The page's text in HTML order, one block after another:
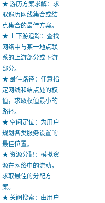
★ 游历方案求解：求
取遍历网线集合或结
点集合的最佳方案。
★ 上下游追踪：查找
网络中与某一地点联
系的上游部分或下游
部分。
★ 最佳路径：任意指
定网线和结点处的权
值，求取权值最小的
路径。
★ 空间定位：为用户
规划各类服务设置的
最佳位置。
★ 资源分配：模拟资
源在网络中的流动，
求取最佳的分配方
案。
★ 关阀搜索：由用户